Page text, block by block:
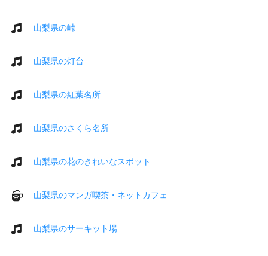
山梨県の峠
山梨県の灯台
山梨県の紅葉名所
山梨県のさくら名所
山梨県の花のきれいなスポット
山梨県のマンガ喫茶・ネットカフェ
山梨県のサーキット場